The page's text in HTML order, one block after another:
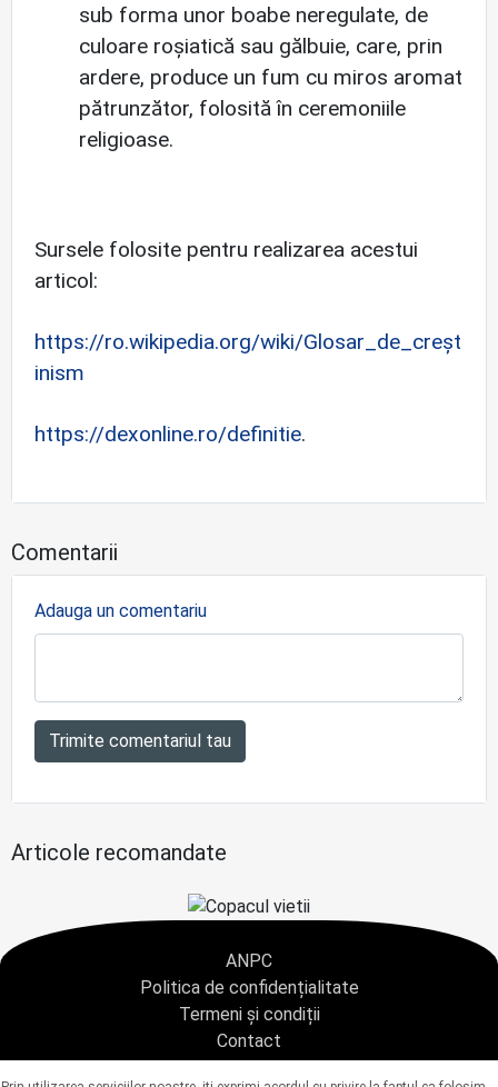
sub forma unor boabe neregulate, de
culoare roșiatică sau gălbuie, care, prin
ardere, produce un fum cu miros aromat
pătrunzător, folosită în ceremoniile
religioase.
Sursele folosite pentru realizarea acestui
articol:
https://ro.wikipedia.org/wiki/Glosar_de_creșt
inism
https://dexonline.ro/definitie.
Comentarii
Adauga un comentariu
Trimite comentariul tau
Articole recomandate
ANPC
Politica de confidențialitate
Termeni și condiții
Contact
Copyright © 2021 - AGENTIA CONDOLEANTE.RO SRL - toate drepturile rezervate